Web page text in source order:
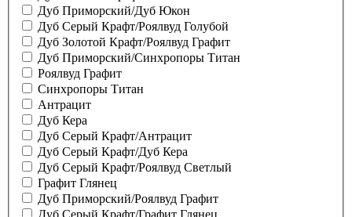
Дуб Приморский/Дуб Юкон
Дуб Серый Крафт/Роялвуд Голубой
Дуб Золотой Крафт/Роялвуд Графит
Дуб Приморский/Синхропоры Титан
Роялвуд Графит
Синхропоры Титан
Антрацит
Дуб Кера
Дуб Серый Крафт/Антрацит
Дуб Серый Крафт/Дуб Кера
Дуб Серый Крафт/Роялвуд Светлый
Графит Глянец
Дуб Приморский/Роялвуд Графит
Дуб Серый Крафт/Графит Глянец